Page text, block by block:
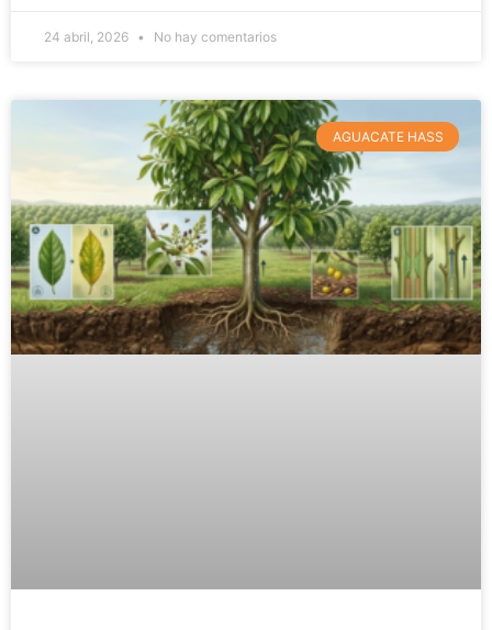
24 abril, 2026 No hay comentarios
AGUACATE HASS